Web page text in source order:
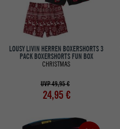
LOUSY LIVIN HERREN BOXERSHORTS 3
PACK BOXERSHORTS FUN BOX
CHRISTMAS
UVP 49,95 €
24,95 €